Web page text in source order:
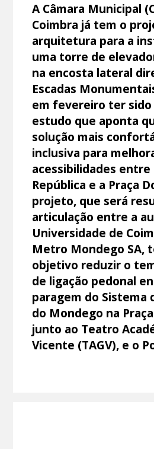
A Câmara Municipal
Coimbra já tem o
arquitetura para a
uma torre de
na encosta lateral
Escadas
em fevereiro ter sido
estudo que aponta
solução mais
inclusiva para
acessibilidades entre
República e a Praça
projeto, que será
articulação entre a
Universidade de
Metro Mondego SA,
objetivo reduzir o
de ligação pedonal
paragem do Sistema
do Mondego na
junto ao Teatro
Vicente (TAGV), e o